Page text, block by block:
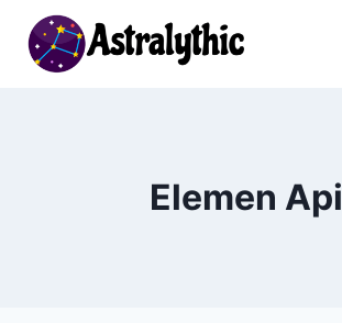
content
Elemen Api